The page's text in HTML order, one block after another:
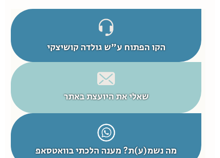
הקו הפתוח ע"ש גולדה קושיצקי
שאלי את היועצת באתר
מה נשמ(ע)ת? מענה הלכתי בוואטסאפ